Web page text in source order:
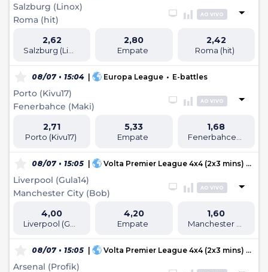
Salzburg (Linox)
Roma (hit)
AO VIVO
2,62
Empate
2,80
Roma (hit)
2,42
08/07 • 15:04 Europa League • E-battles
Porto (Kivu17)
Fenerbahce (Maki)
AO VIVO
Porto (Kivu17)
2,71
Empate
5,33 1,68
08/07 • 15:05 | Volta Premier League 4x4 (2x3 mins)
•E-
Liverpool (Gula14)
Manchester City (Bob)
AO VIVO
4,00
Empate
4,20 1,60
08/07 • 15:05 | Volta Premier League 4x4 (2x3 mins)
•E-
Arsenal (Profik)